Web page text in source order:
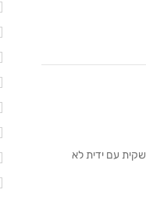
שקית עם ידית לא